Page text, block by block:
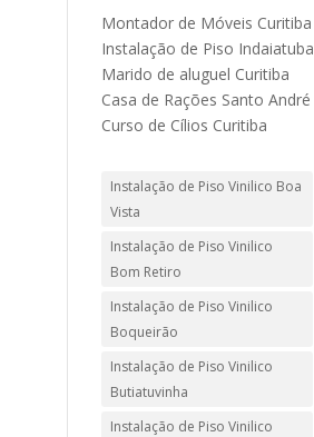
Montador de Móveis Curitiba
Instalação de Piso Indaiatuba
Marido de aluguel Curitiba
Casa de Rações Santo André
Curso de Cílios Curitiba
Instalação de Piso Vinilico Boa
Vista
Instalação de Piso Vinilico
Bom Retiro
Instalação de Piso Vinilico
Boqueirão
Instalação de Piso Vinilico
Butiatuvinha
Instalação de Piso Vinilico